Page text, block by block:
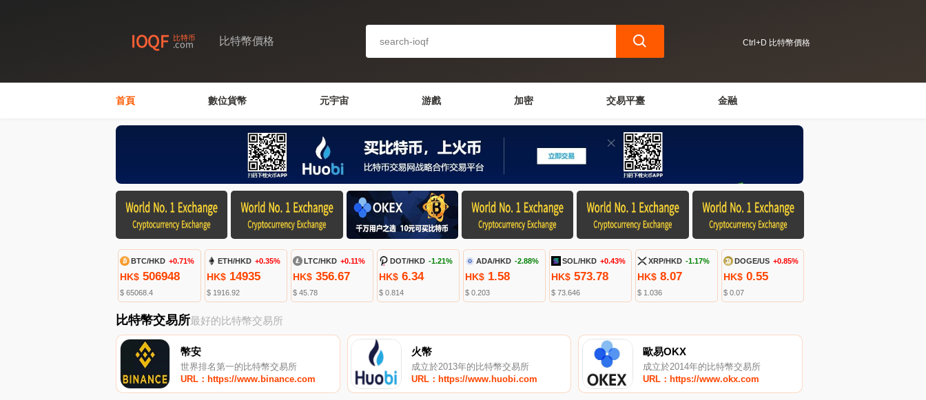
比特幣價格 Ctrl+D 比特幣價格
首頁 數位貨幣 元宇宙 游戲 加密 交易平臺 金融
BTC/HKD +0.71%
HK$ 506948
$ 65068.4
ETH/HKD +0.35%
HK$14935
$ 1916.92
LTC/HKD +0.11%
HK$356.67
$ 45.78
DOT/HKD -1.21%
HK$6.34
$ 0.814
ADA/HKD -2.88%
HK$1.58
$ 0.203
SOL/HKD +0.43%
HK$ 573.78
$ 73.646
XRP/HKD -1.17%
HK$ 8.07
$ 1.036
DOGE/US +0.85%
HK$ 0.55
$ 0.07
比特幣交易所最好的比特幣交易所
幣安
世界排名第一的比特幣交易所
URL：https://www.binance.com
火幣
成立於2013年的比特幣交易所
URL：https://www.huobi.com
歐易OKX
成立於2014年的比特幣交易所
URL：https://www.okx.com